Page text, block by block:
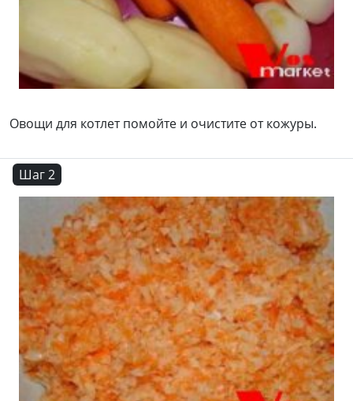
Овощи для котлет помойте и очистите от кожуры.
Шаг 2